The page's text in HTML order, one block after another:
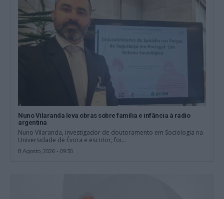
Nuno Vilaranda leva obras sobre família e infância à rádio
argentina
Nuno Vilaranda, investigador de doutoramento em Sociologia na
Universidade de Évora e escritor, foi...
8 Agosto, 2026 - 09:30